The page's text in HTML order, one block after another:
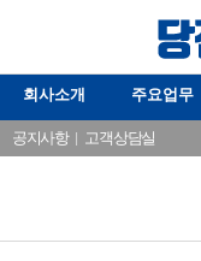
회사소개 주요업무
공지사항| 고객상담실